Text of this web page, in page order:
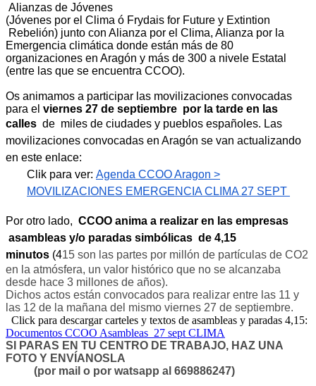
Alianzas de Jóvenes
(Jóvenes por el Clima ó Frydais for Future y Extintion
Rebelión) junto con Alianza por el Clima, Alianza por la
Emergencia climática donde están más de 80
organizaciones en Aragón y más de 300 a nivele Estatal
(entre las que se encuentra CCOO).
Os animamos a participar las movilizaciones convocadas
para el viernes 27 de septiembre por la tarde en las
calles de miles de ciudades y pueblos españoles. Las
movilizaciones convocadas en Aragón se van actualizando
en este enlace:
Clik para ver: Agenda CCOO Aragon >
MOVILIZACIONES EMERGENCIA CLIMA 27 SEPT
Por otro lado, CCOO anima a realizar en las empresas
asambleas y/o paradas simbólicas de 4,15
minutos (415 son las partes por millón de partículas de CO2
en la atmósfera, un valor histórico que no se alcanzaba
desde hace 3 millones de años).
Dichos actos están convocados para realizar entre las 11 y
las 12 de la mañana del mismo viernes 27 de septiembre.
Click para descargar carteles y textos de asambleas y paradas 4,15:
Documentos CCOO Asambleas 27 sept CLIMA
SI PARAS EN TU CENTRO DE TRABAJO, HAZ UNA
FOTO Y ENVÍANOSLA
(por mail o por watsapp al 669886247)